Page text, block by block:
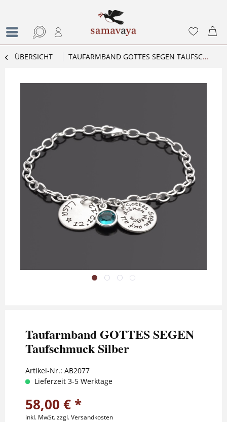
ÜBERSICHT TAUFARMBAND GOTTES SEGEN TAUFSCHMUCK SILBER
Taufarmband GOTTES SEGEN
Taufschmuck Silber
Artikel-Nr.: AB2077
Lieferzeit 3-5 Werktage
58,00 € *
inkl. MwSt.zzgl. Versandkosten